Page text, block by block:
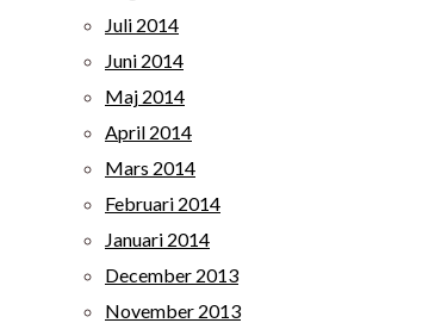
Juli 2014
Juni 2014
Maj 2014
April 2014
Mars 2014
Februari 2014
Januari 2014
December 2013
November 2013